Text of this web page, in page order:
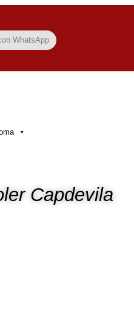
Capdevila
WhatsApp